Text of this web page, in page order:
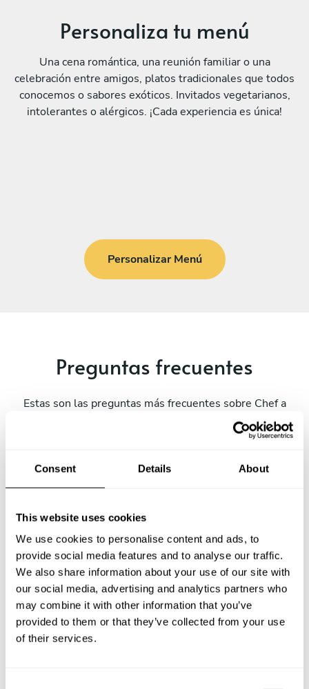
Consent Details About
This website uses cookies
We use cookies to personalise content and ads, to
provide social media features and to analyse our traffic.
We also share information about your use of our site with
our social media, advertising and analytics partners who
may combine it with other information that you’ve
provided to them or that they’ve collected from your use
of their services.
Personaliza tu menú
Una cena romántica, una reunión familiar o una
celebración entre amigos, platos tradicionales que todos
conocemos o sabores exóticos. Invitados vegetarianos,
intolerantes o alérgicos. ¡Cada experiencia es única!
Personalizar Menú
Preguntas frecuentes
Estas son las preguntas más frecuentes sobre Chef a
¿Qué incluye un servicio de Chef a Domicilio en Eibar?
¿Cuánto cuesta un Chef a Domicilio en Eibar?
¿Cómo puedo reservar un Chef a Domicilio en Eibar?
¿Cómo puedo encontrar un Chef a Domicilio en Eibar?
¿Cuál es el número máximo de personas para un